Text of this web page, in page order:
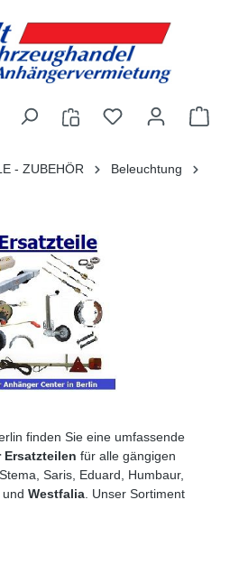
- ZUBEHÖR
Beleuchtung
finden Sie eine umfassende
Ersatzteilen für alle gängigen
Saris, Eduard, Humbaur,
Westfalia. Unser Sortiment